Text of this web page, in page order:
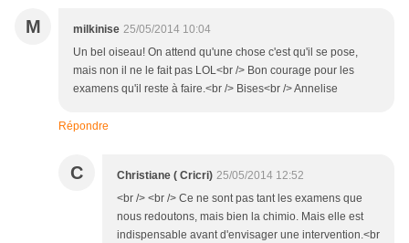
M milkinise 25/05/2014 10:04
Un bel oiseau! On attend qu'une chose c'est qu'il se pose,
mais non il ne le fait pas LOL<br /> Bon courage pour les
examens qu'il reste à faire.<br /> Bises<br /> Annelise
Répondre
C Christiane ( Cricri) 25/05/2014 12:52
<br /> <br /> Ce ne sont pas tant les examens que
nous redoutons, mais bien la chimio. Mais elle est
indispensable avant d'envisager une intervention.<br